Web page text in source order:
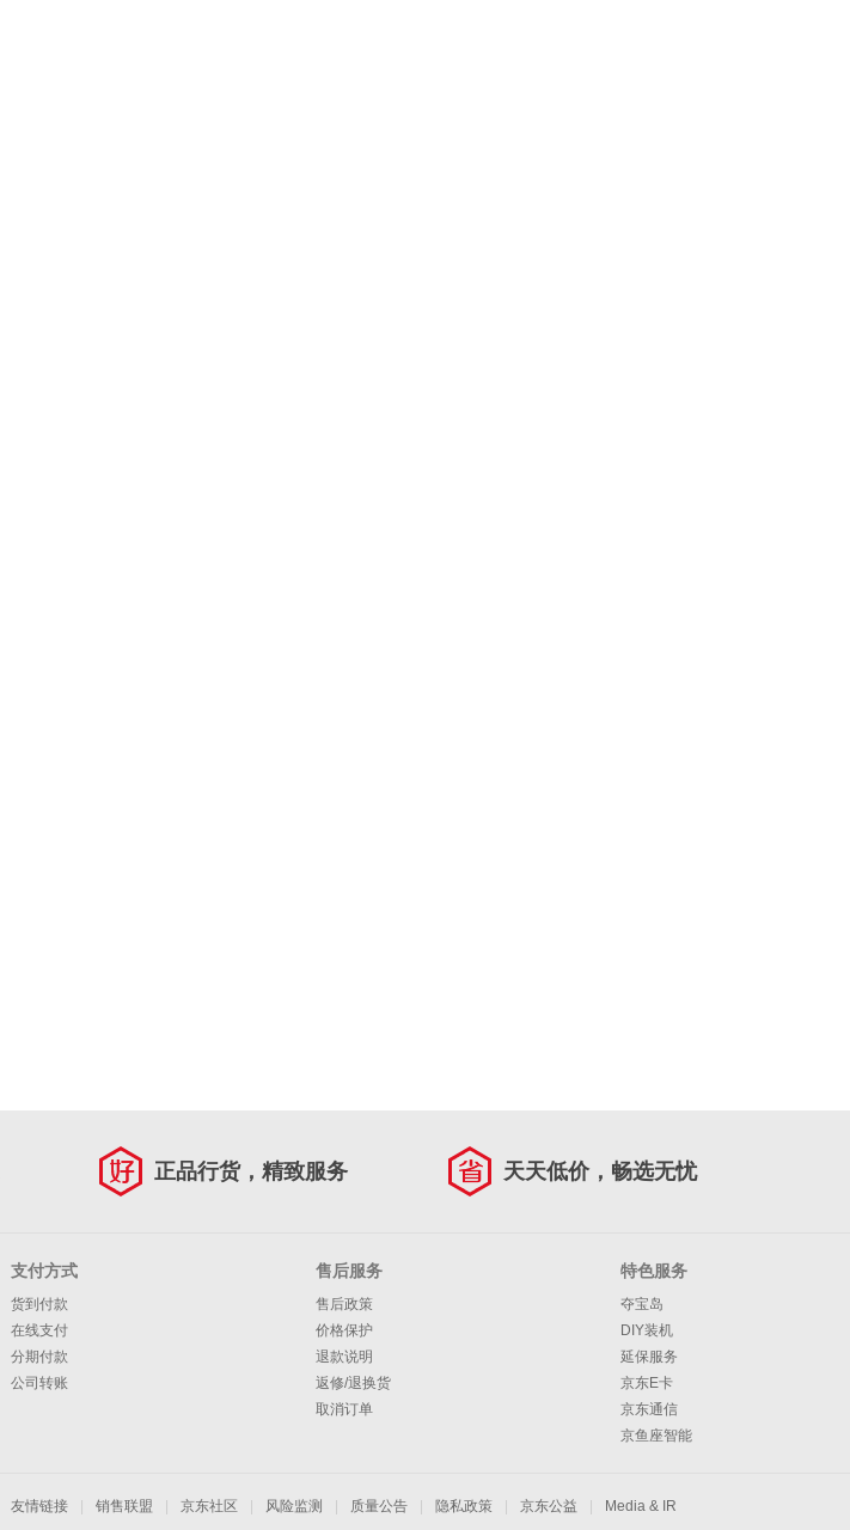
正品行货，精致服务 天天低价，畅选无忧
支付方式
货到付款
在线支付
分期付款
公司转账
售后服务
售后政策
价格保护
退款说明
返修/退换货
取消订单
特色服务
夺宝岛
DIY装机
延保服务
京东E卡
京东通信
京鱼座智能
友情链接 销售联盟 京东社区 风险监测 质量公告 隐私政策 京东公益 Media & IR